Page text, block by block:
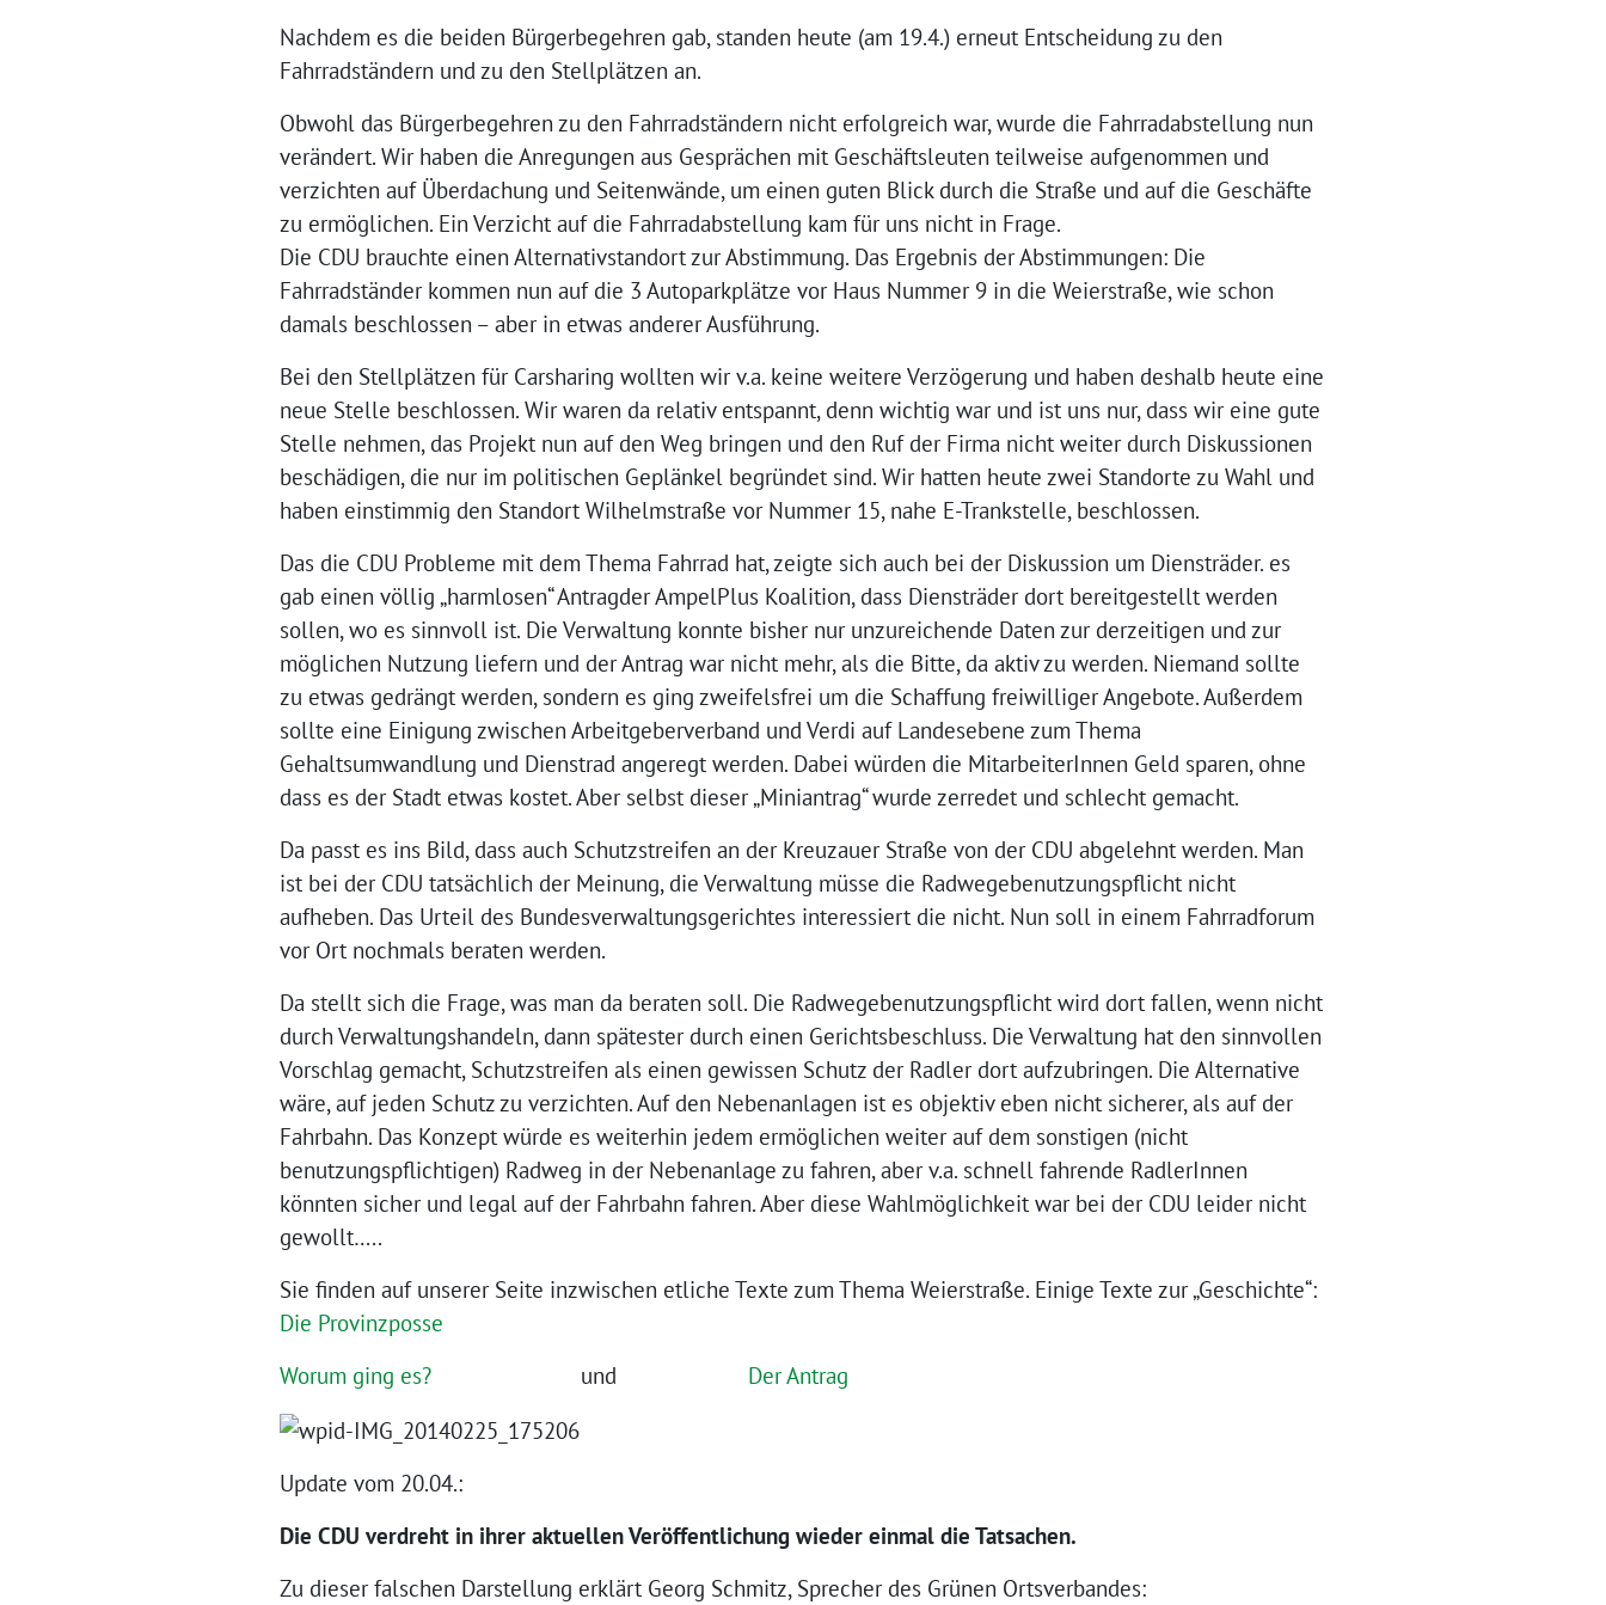
Nachdem es die beiden Bürgerbegehren gab, standen heute (am 19.4.) erneut Entscheidung zu den
Fahrradständern und zu den Stellplätzen an.
Obwohl das Bürgerbegehren zu den Fahrradständern nicht erfolgreich war, wurde die Fahrradabstellung nun
verändert. Wir haben die Anregungen aus Gesprächen mit Geschäftsleuten teilweise aufgenommen und
verzichten auf Überdachung und Seitenwände, um einen guten Blick durch die Straße und auf die Geschäfte
zu ermöglichen. Ein Verzicht auf die Fahrradabstellung kam für uns nicht in Frage.
Die CDU brauchte einen Alternativstandort zur Abstimmung. Das Ergebnis der Abstimmungen: Die
Fahrradständer kommen nun auf die 3 Autoparkplätze vor Haus Nummer 9 in die Weierstraße, wie schon
damals beschlossen – aber in etwas anderer Ausführung.
Bei den Stellplätzen für Carsharing wollten wir v.a. keine weitere Verzögerung und haben deshalb heute eine
neue Stelle beschlossen. Wir waren da relativ entspannt, denn wichtig war und ist uns nur, dass wir eine gute
Stelle nehmen, das Projekt nun auf den Weg bringen und den Ruf der Firma nicht weiter durch Diskussionen
beschädigen, die nur im politischen Geplänkel begründet sind. Wir hatten heute zwei Standorte zu Wahl und
haben einstimmig den Standort Wilhelmstraße vor Nummer 15, nahe E-Trankstelle, beschlossen.
Das die CDU Probleme mit dem Thema Fahrrad hat, zeigte sich auch bei der Diskussion um Diensträder. es
gab einen völlig „harmlosen“ Antragder AmpelPlus Koalition, dass Diensträder dort bereitgestellt werden
sollen, wo es sinnvoll ist. Die Verwaltung konnte bisher nur unzureichende Daten zur derzeitigen und zur
möglichen Nutzung liefern und der Antrag war nicht mehr, als die Bitte, da aktiv zu werden. Niemand sollte
zu etwas gedrängt werden, sondern es ging zweifelsfrei um die Schaffung freiwilliger Angebote. Außerdem
sollte eine Einigung zwischen Arbeitgeberverband und Verdi auf Landesebene zum Thema
Gehaltsumwandlung und Dienstrad angeregt werden. Dabei würden die MitarbeiterInnen Geld sparen, ohne
dass es der Stadt etwas kostet. Aber selbst dieser „Miniantrag“ wurde zerredet und schlecht gemacht.
Da passt es ins Bild, dass auch Schutzstreifen an der Kreuzauer Straße von der CDU abgelehnt werden. Man
ist bei der CDU tatsächlich der Meinung, die Verwaltung müsse die Radwegebenutzungspflicht nicht
aufheben. Das Urteil des Bundesverwaltungsgerichtes interessiert die nicht. Nun soll in einem Fahrradforum
vor Ort nochmals beraten werden.
Da stellt sich die Frage, was man da beraten soll. Die Radwegebenutzungspflicht wird dort fallen, wenn nicht
durch Verwaltungshandeln, dann spätester durch einen Gerichtsbeschluss. Die Verwaltung hat den sinnvollen
Vorschlag gemacht, Schutzstreifen als einen gewissen Schutz der Radler dort aufzubringen. Die Alternative
wäre, auf jeden Schutz zu verzichten. Auf den Nebenanlagen ist es objektiv eben nicht sicherer, als auf der
Fahrbahn. Das Konzept würde es weiterhin jedem ermöglichen weiter auf dem sonstigen (nicht
benutzungspflichtigen) Radweg in der Nebenanlage zu fahren, aber v.a. schnell fahrende RadlerInnen
könnten sicher und legal auf der Fahrbahn fahren. Aber diese Wahlmöglichkeit war bei der CDU leider nicht
gewollt…..
Sie finden auf unserer Seite inzwischen etliche Texte zum Thema Weierstraße. Einige Texte zur „Geschichte“:
Die Provinzposse
Worum ging es? und Der Antrag
Update vom 20.04.:
Die CDU verdreht in ihrer aktuellen Veröffentlichung wieder einmal die Tatsachen.
Zu dieser falschen Darstellung erklärt Georg Schmitz, Sprecher des Grünen Ortsverbandes: